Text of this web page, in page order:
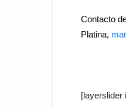
Contacto
Platina,
[layerslider